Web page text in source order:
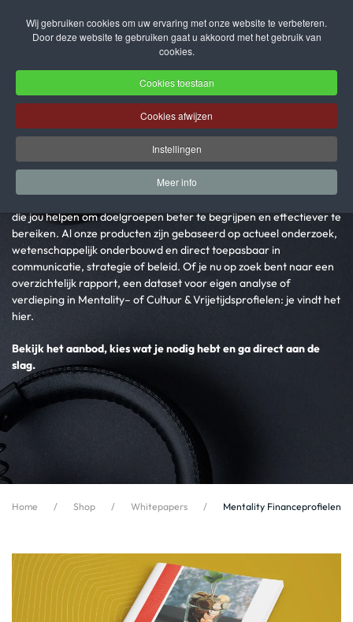
Wij gebruiken cookies om uw ervaring met onze website te verbeteren.
Door deze website te gebruiken gaat u akkoord met het gebruik van
cookies.
Cookies toestaan
Cookies afwijzen
Instellingen
Meer info
Terug naar hoofdinhoud
Webshop
Krijg snel toegang tot inzichten die ertoe doen
die jou helpen om doelgroepen beter te begrijpen en effectiever te
bereiken. Al onze producten zijn gebaseerd op actueel onderzoek,
wetenschappelijk onderbouwd en direct toepasbaar in
communicatie, strategie of beleid. Of je nu op zoek bent naar een
overzichtelijk rapport, een dataset voor eigen analyse of
verdieping in Mentality– of Cultuur & Vrijetijdsprofielen: je vindt het
hier.
Bekijk het aanbod, kies wat je nodig hebt en ga direct aan de
slag.
Home Shop Whitepapers Mentality Financeprofielen